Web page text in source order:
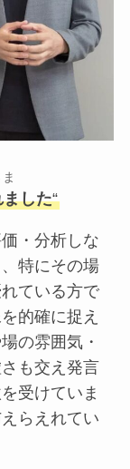
した“
・分析しな
特にその場
ている方で
的確に捉え
の雰囲気・
も交え発言
受けていま
らえれてい